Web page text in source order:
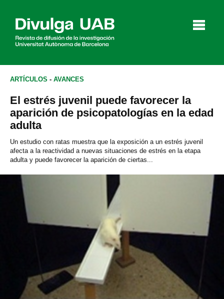
Entrevistas
Agenda
Català
ARTÍCULOS - AVANCES
El estrés juvenil puede favorecer la
aparición de psicopatologías en la edad
adulta
Un estudio con ratas muestra que la exposición a un estrés juvenil
afecta a la reactividad a nuevas situaciones de estrés en la etapa
adulta y puede favorecer la aparición de ciertas...